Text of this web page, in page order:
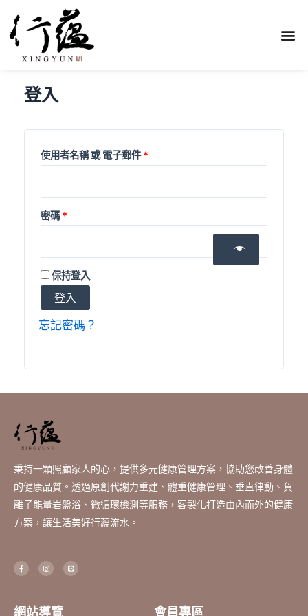
登入
使用者名稱 或 電子郵件*
密碼*
Alternative:
保持登入
登入
忘記密碼？
秉持一顆照顧家人的心，提供多元健康管理方案，協助您改善身體
的健康品質。透過原創代謝力重建、體重健康管理、垂直律動、負
離子能量岩盤浴、微循環檢測等服務，客製化打造由內而外的健康
方案，讓生活美好行蘊流水。
F
a
c
k
I
n
s
a
L
i
n
網站導覽 會員專區